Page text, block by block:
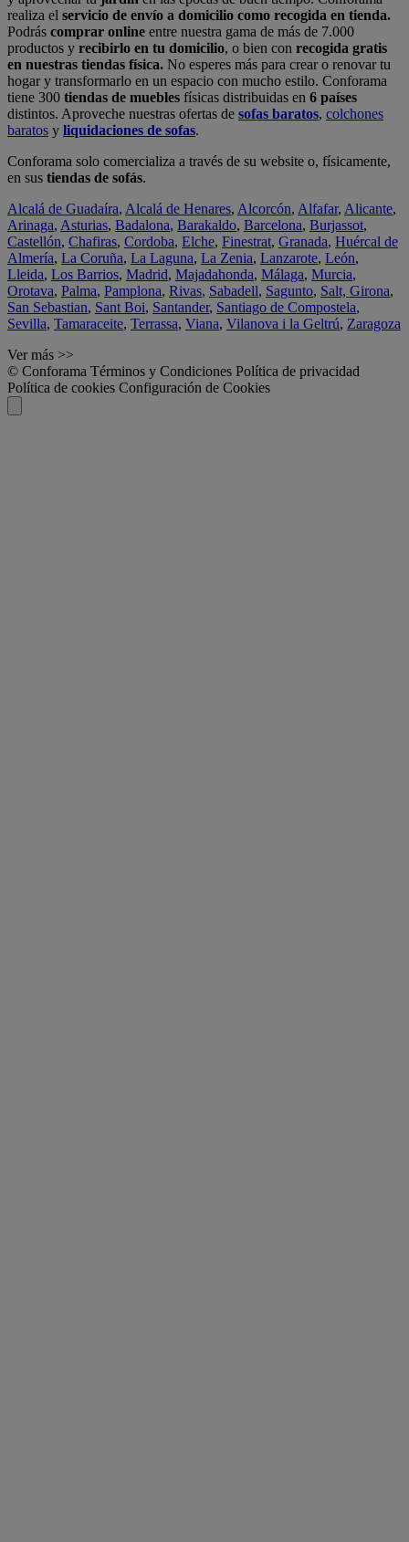
realiza el servicio de envío a domicilio como recogida en tienda.
Podrás comprar online entre nuestra gama de más de 7.000
productos y recibirlo en tu domicilio, o bien con recogida gratis
en nuestras tiendas física. No esperes más para crear o renovar tu
hogar y transformarlo en un espacio con mucho estilo. Conforama
tiene 300 tiendas de muebles físicas distribuidas en 6 países
distintos. Aproveche nuestras ofertas de sofas baratos, colchones
baratos y liquidaciones de sofas.
Conforama solo comercializa a través de su website o, físicamente,
en sus tiendas de sofás.
Alcalá de Guadaíra, Alcalá de Henares, Alcorcón, Alfafar, Alicante,
Arinaga, Asturias, Badalona, Barakaldo, Barcelona, Burjassot,
Castellón, Chafiras, Cordoba, Elche, Finestrat, Granada, Huércal de
Almería, La Coruña, La Laguna, La Zenia, Lanzarote, León,
Lleida, Los Barrios, Madrid, Majadahonda, Málaga, Murcia,
Orotava, Palma, Pamplona, Rivas, Sabadell, Sagunto, Salt, Girona,
San Sebastian, Sant Boi, Santander, Santiago de Compostela,
Sevilla, Tamaraceite, Terrassa, Viana, Vilanova i la Geltrú, Zaragoza
Ver más >>
© Conforama Términos y Condiciones Política de privacidad
Política de cookies Configuración de Cookies